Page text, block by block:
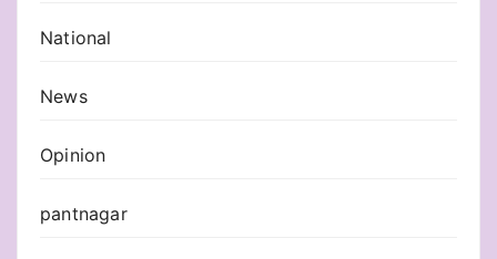
National
News
Opinion
pantnagar